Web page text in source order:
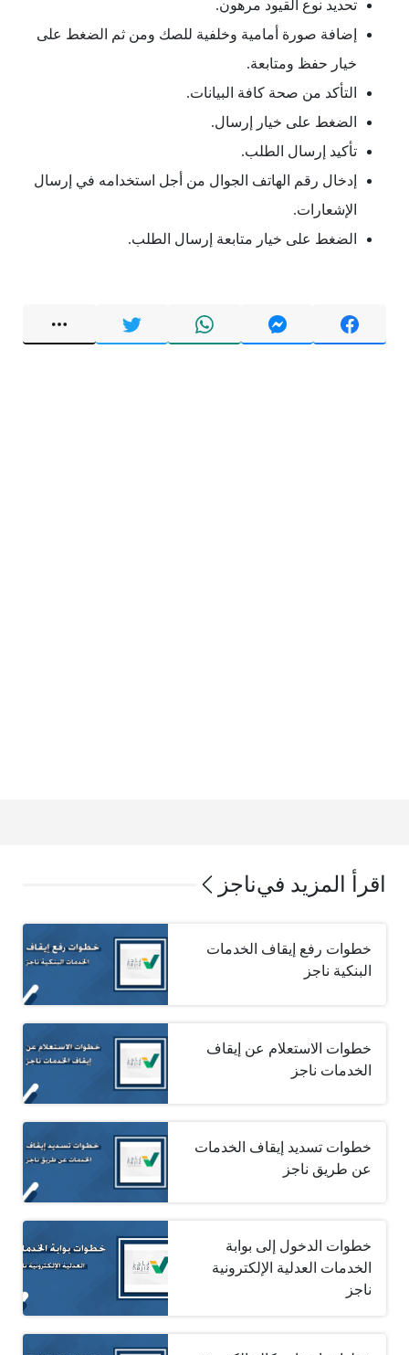
تحديد نوع القيود مرهون.
إضافة صورة أمامية وخلفية للصك ومن ثم الضغط على
خيار حفظ ومتابعة.
التأكد من صحة كافة البيانات.
الضغط على خيار إرسال.
تأكيد إرسال الطلب.
إدخال رقم الهاتف الجوال من أجل استخدامه في إرسال
الإشعارات.
الضغط على خيار متابعة إرسال الطلب.
اقرأ المزيد فيناجز
خطوات رفع إيقاف الخدمات
البنكية ناجز
خطوات الاستعلام عن إيقاف
الخدمات ناجز
خطوات تسديد إيقاف الخدمات
عن طريق ناجز
خطوات الدخول إلى بوابة
الخدمات العدلية الإلكترونية
ناجز